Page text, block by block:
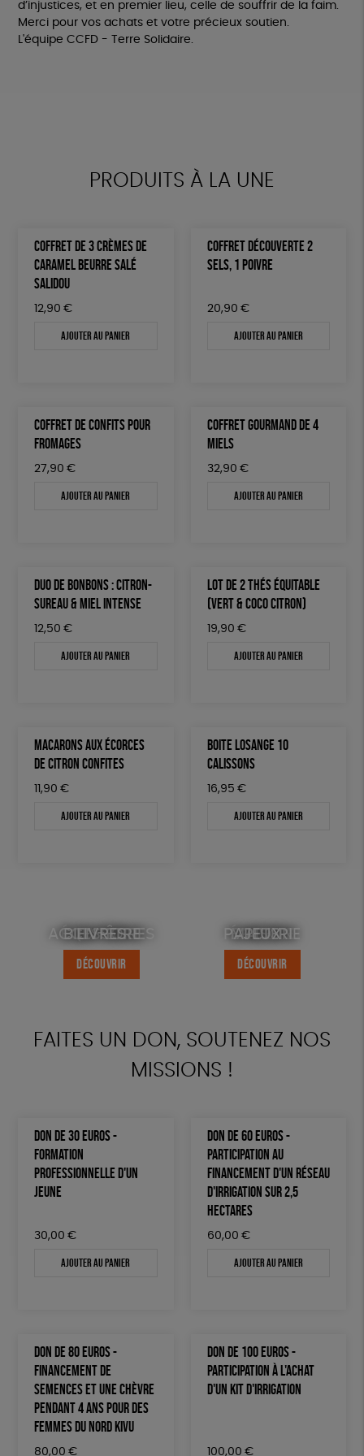
d’injustices, et en premier lieu, celle de souffrir de la faim.
Merci pour vos achats et votre précieux soutien.
L'équipe CCFD - Terre Solidaire.
PRODUITS À LA UNE
COFFRET DE 3 CRÈMES DE
CARAMEL BEURRE SALÉ
SALIDOU
12,90 €
Ajouter au panier
COFFRET DÉCOUVERTE 2
SELS, 1 POIVRE
20,90 €
Ajouter au panier
COFFRET DE CONFITS POUR
FROMAGES
27,90 €
Ajouter au panier
COFFRET GOURMAND DE 4
MIELS
32,90 €
Ajouter au panier
DUO DE BONBONS : CITRON-
SUREAU & MIEL INTENSE
12,50 €
Ajouter au panier
LOT DE 2 THÉS ÉQUITABLE
(VERT & COCO CITRON)
19,90 €
Ajouter au panier
MACARONS AUX ÉCORCES
DE CITRON CONFITES
11,90 €
Ajouter au panier
BOITE LOSANGE 10
CALISSONS
16,95 €
Ajouter au panier
ÉQUITABLE
DÉCOUVRIR
ÉPICERIE
DÉCOUVRIR
ACCESSOIRES
DÉCOUVRIR
MAISON
DÉCOUVRIR
BIEN-ÊTRE
DÉCOUVRIR
PAPETERIE
DÉCOUVRIR
LIVRES
DÉCOUVRIR
JEUX
DÉCOUVRIR
FAITES UN DON, SOUTENEZ NOS
MISSIONS !
DON DE 30 EUROS -
FORMATION
PROFESSIONNELLE D'UN
JEUNE
30,00 €
Ajouter au panier
DON DE 60 EUROS -
PARTICIPATION AU
FINANCEMENT D'UN RÉSEAU
D'IRRIGATION SUR 2,5
HECTARES
60,00 €
Ajouter au panier
DON DE 80 EUROS -
FINANCEMENT DE
SEMENCES ET UNE CHÈVRE
PENDANT 4 ANS POUR DES
FEMMES DU NORD KIVU
80,00 €
DON DE 100 EUROS -
PARTICIPATION À L'ACHAT
D'UN KIT D'IRRIGATION
100,00 €